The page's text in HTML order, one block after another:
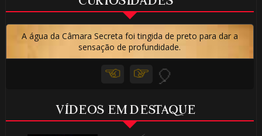
A água da Câmara Secreta foi tingida de preto para dar a
sensação de profundidade.
VÍDEOS EM DESTAQUE
🎂